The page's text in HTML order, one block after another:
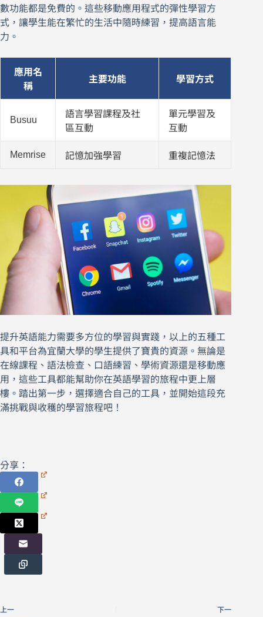
數功能都是免費的。這些移動應用程式的彈性學習方
式，讓學生能在繁忙的生活中隨時練習，提高語言能
力。
應用名
稱
主要功能 學習方式
Busuu
語言學習課程及社
區互動
單元學習及
互動
Memrise 記憶加強學習 重複記憶法
提升英語能力需要多方位的學習與實踐，以上的五種工
具和平台為宜蘭大學的學生提供了寶貴的資源。無論是
在線課程、語法檢查、口語練習、學術資源還是移動應
用，這些工具都能幫助你在英語學習的旅程中更上層
樓。踏出第一步，選擇適合自己的工具，並開始這段充
滿挑戰與收穫的學習旅程吧！
分享：
上一 下一